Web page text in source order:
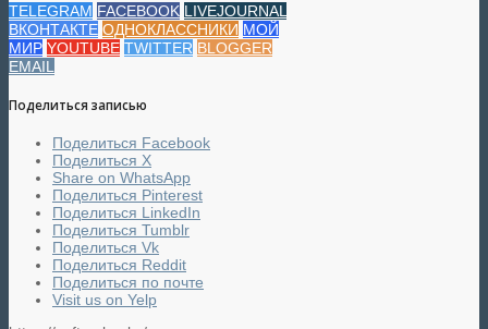
TELEGRAM FACEBOOK LIVEJOURNAL
ВКОНТАКТЕ ОДНОКЛАССНИКИ МОЙ
МИР YOUTUBE TWITTER BLOGGER
EMAIL
Поделиться записью
Поделиться Facebook
Поделиться X
Share on WhatsApp
Поделиться Pinterest
Поделиться LinkedIn
Поделиться Tumblr
Поделиться Vk
Поделиться Reddit
Поделиться по почте
Visit us on Yelp